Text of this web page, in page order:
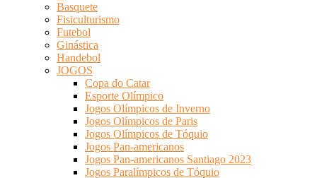
Basquete
Fisiculturismo
Futebol
Ginástica
Handebol
JOGOS
Copa do Catar
Esporte Olímpico
Jogos Olímpicos de Inverno
Jogos Olímpicos de Paris
Jogos Olímpicos de Tóquio
Jogos Pan-americanos
Jogos Pan-americanos Santiago 2023
Jogos Paralímpicos de Tóquio